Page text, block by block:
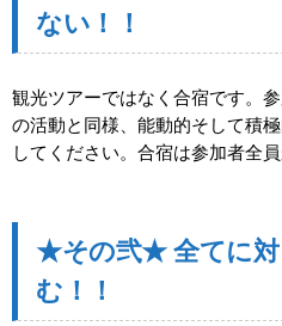
ない！！
観光ツアーではなく合宿です。
の活動と同様、能動的そして積
してください。合宿は参加者全員
★その弐★ 全てに対
む！！